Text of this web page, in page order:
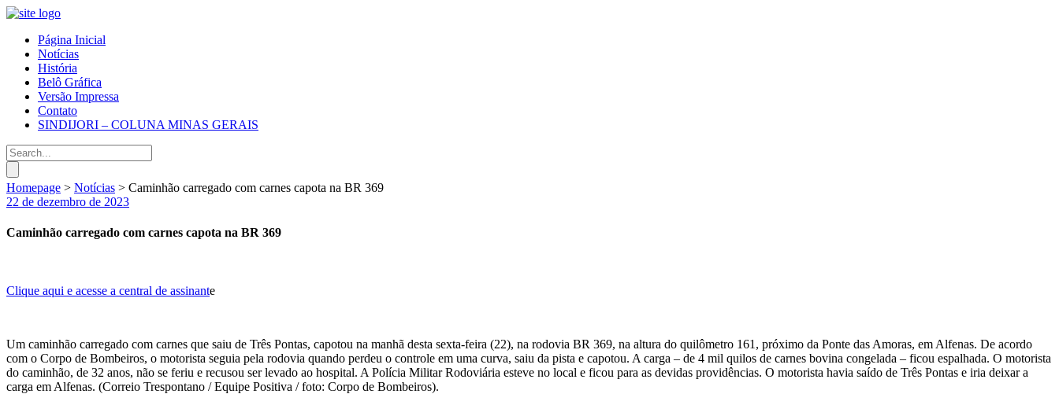
Página Inicial
Notícias
História
Belô Gráfica
Versão Impressa
Contato
SINDIJORI – COLUNA MINAS GERAIS
Homepage > Notícias > Caminhão carregado com carnes capota na BR 369
22 de dezembro de 2023
Caminhão carregado com carnes capota na BR 369
Clique aqui e acesse a central de assinante
Um caminhão carregado com carnes que saiu de Três Pontas, capotou na manhã desta sexta-feira (22), na rodovia BR 369, na altura do quilômetro 161, próximo da Ponte das Amoras, em Alfenas. De acordo
com o Corpo de Bombeiros, o motorista seguia pela rodovia quando perdeu o controle em uma curva, saiu da pista e capotou. A carga – de 4 mil quilos de carnes bovina congelada – ficou espalhada. O motorista
do caminhão, de 32 anos, não se feriu e recusou ser levado ao hospital. A Polícia Militar Rodoviária esteve no local e ficou para as devidas providências. O motorista havia saído de Três Pontas e iria deixar a
carga em Alfenas. (Correio Trespontano / Equipe Positiva / foto: Corpo de Bombeiros).